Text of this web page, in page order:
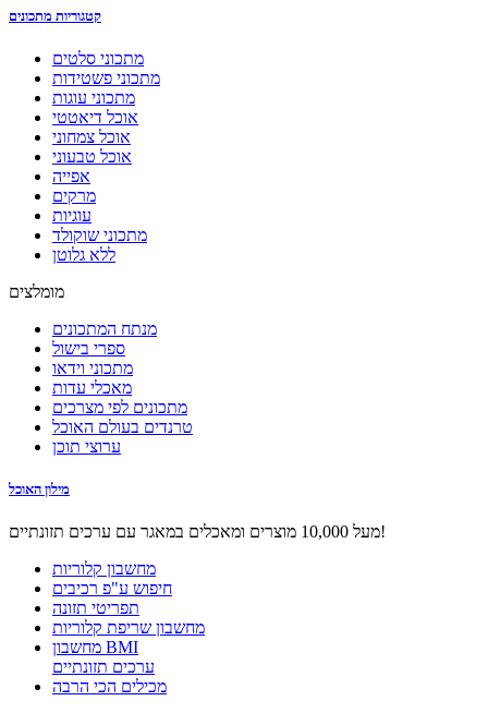
קטגוריות מתכונים
מתכוני סלטים
מתכוני פשטידות
מתכוני עוגות
אוכל דיאטטי
אוכל צמחוני
אוכל טבעוני
אפייה
מרקים
עוגיות
מתכוני שוקולד
ללא גלוטן
מומלצים
מנתח המתכונים
ספרי בישול
מתכוני וידאו
מאכלי עדות
מתכונים לפי מצרכים
טרנדים בעולם האוכל
ערוצי תוכן
מילון האוכל
מעל 10,000 מוצרים ומאכלים במאגר עם ערכים תזונתיים!
מחשבון קלוריות
חיפוש ע"פ רכיבים
תפריטי תזונה
מחשבון שריפת קלוריות
מחשבון BMI
ערכים תזונתיים
מכילים הכי הרבה